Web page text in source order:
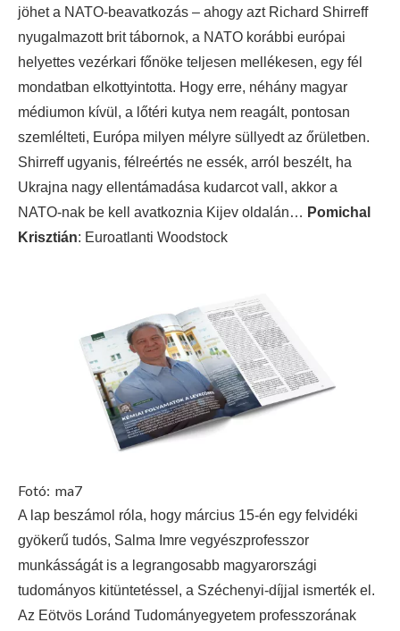
jöhet a NATO-beavatkozás – ahogy azt Richard Shirreff
nyugalmazott brit tábornok, a NATO korábbi európai
helyettes vezérkari főnöke teljesen mellékesen, egy fél
mondatban elkottyintotta. Hogy erre, néhány magyar
médiumon kívül, a lőtéri kutya nem reagált, pontosan
szemlélteti, Európa milyen mélyre süllyedt az őrületben.
Shirreff ugyanis, félreértés ne essék, arról beszélt, ha
Ukrajna nagy ellentámadása kudarcot vall, akkor a
NATO-nak be kell avatkoznia Kijev oldalán… Pomichal
Krisztián: Euroatlanti Woodstock
Fotó: ma7
A lap beszámol róla, hogy március 15-én egy felvidéki
gyökerű tudós, Salma Imre vegyészprofesszor
munkásságát is a legrangosabb magyarországi
tudományos kitüntetéssel, a Széchenyi-díjjal ismerték el.
Az Eötvös Loránd Tudományegyetem professzorának